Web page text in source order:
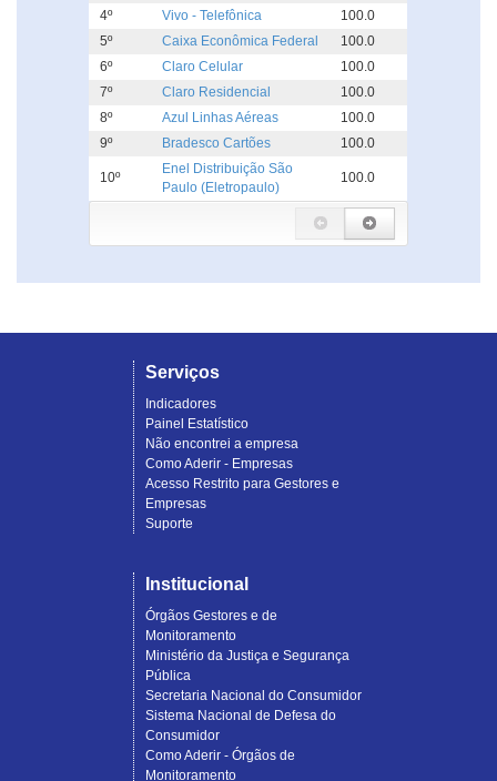
4º
Vivo - Telefônica
100.0
5º
Caixa Econômica Federal
100.0
6º
Claro Celular
100.0
7º
Claro Residencial
100.0
8º
Azul Linhas Aéreas
100.0
9º
Bradesco Cartões 100.0
10º
Enel Distribuição São
Paulo (Eletropaulo)
100.0
Serviços
Indicadores
Painel Estatístico
Não encontrei a empresa
Como Aderir - Empresas
Acesso Restrito para Gestores e
Empresas
Suporte
Institucional
Órgãos Gestores e de
Monitoramento
Ministério da Justiça e Segurança
Pública
Secretaria Nacional do Consumidor
Sistema Nacional de Defesa do
Consumidor
Como Aderir - Órgãos de
Monitoramento